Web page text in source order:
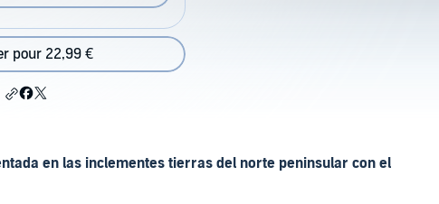
pour 22,99 €
en las inclementes tierras del norte peninsular con el